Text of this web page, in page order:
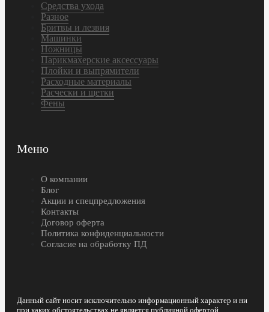
Средства ухода
Разное
Бритвы и лезвия
Машинки
Ножницы
Парикмахерские аксессуары
Плойки и выпрямители
Расходные материалы
Расчески и щетки
Фены
Меню
О компании
Блог
Акции и спецпредложения
Контакты
Договор оферта
Политика конфиденциальности
Согласие на обработку ПД
Данный сайт носит исключительно информационный характер и ни
при каких обстоятельствах не является публичной офертой,